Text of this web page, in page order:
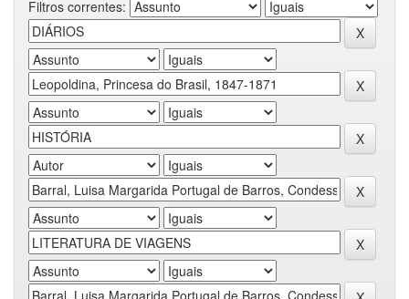
Filtros correntes: